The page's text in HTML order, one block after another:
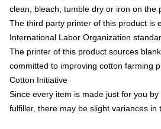
clean, bleach, tumble dry or iron on the
The third party printer of this product is
International Labor Organization
The printer of this product sources
committed to improving cotton farming
Cotton Initiative
Since every item is made just for you
fulfiller, there may be slight variances in